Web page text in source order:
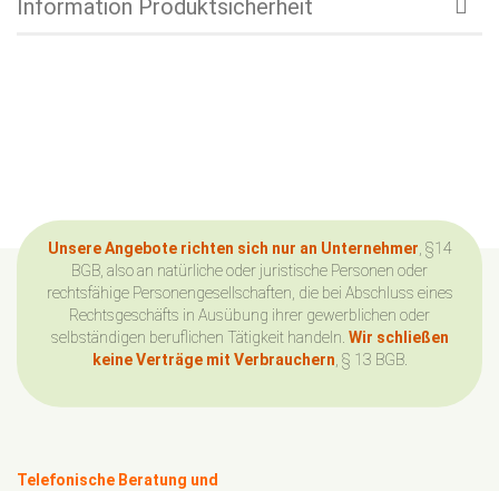
Information Produktsicherheit
Unsere Angebote richten sich nur an Unternehmer , §14
BGB, also an natürliche oder juristische Personen oder
rechtsfähige Personengesellschaften, die bei Abschluss eines
Rechtsgeschäfts in Ausübung ihrer gewerblichen oder
selbständigen beruflichen Tätigkeit handeln. Wir schließen
keine Verträge mit Verbrauchern , § 13 BGB.
Telefonische Beratung und